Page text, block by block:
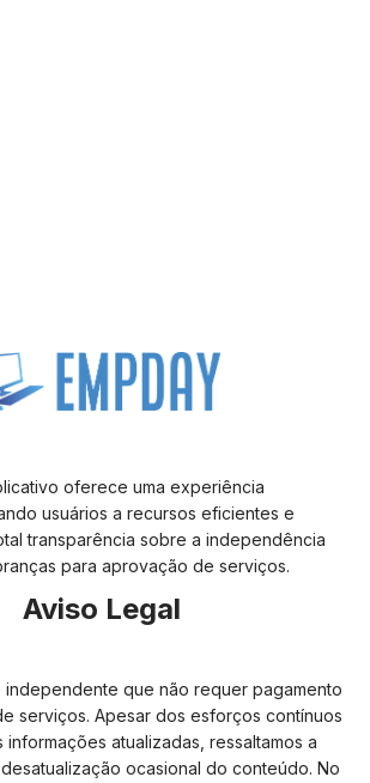
oferece uma experiência
usuários a recursos eficientes e
transparência sobre a independência
para aprovação de serviços.
Aviso Legal
independente que não requer pagamento
serviços. Apesar dos esforços contínuos
informações atualizadas, ressaltamos a
ocasional do conteúdo. No